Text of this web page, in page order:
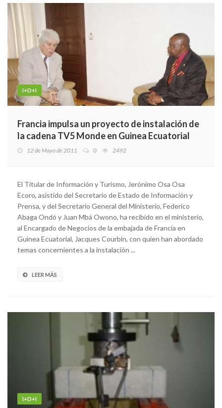
I+D+I
Francia impulsa un proyecto de instalación de
la cadena TV5 Monde en Guinea Ecuatorial
12 de Mayo de 2011 0 2492
El Titular de Información y Turismo, Jerónimo Osa Osa
Ecoro, asistido del Secretario de Estado de Información y
Prensa, y del Secretario General del Ministerio, Federico
Abaga Ondó y Juan Mbá Owono, ha recibido en el ministerio,
al Encargado de Negocios de la embajada de Francia en
Guinea Ecuatorial, Jacques Courbin, con quien han abordado
temas concernientes a la instalación ...
LEER MÁS
I+D+I